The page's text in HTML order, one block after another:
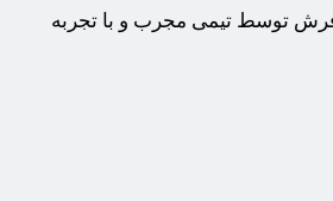
فرش توسط تیمی مجرب و با تجربه